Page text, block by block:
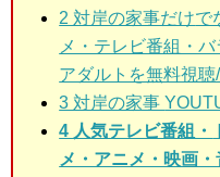
2 対岸の家事だけで
メ・テレビ番組・
アダルトを無料視聴
3 対岸の家事
4 人気テレビ番組・
メ・アニメ・映画